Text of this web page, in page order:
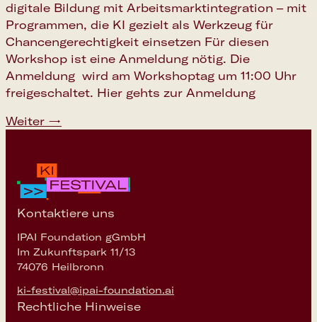
Google
Apple
digitale Bildung mit Arbeitsmarktintegration – mit
Programmen, die KI gezielt als Werkzeug für
Chancengerechtigkeit einsetzen Für diesen
Workshop ist eine Anmeldung nötig. Die
Anmeldung wird am Workshoptag um 11:00 Uhr
freigeschaltet. Hier gehts zur Anmeldung
Weiter →
Kontaktiere uns
IPAI Foundation gGmbH
Im Zukunftspark 11/13
74076 Heilbronn
ki-festival@ipai-foundation.ai
Rechtliche Hinweise